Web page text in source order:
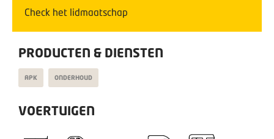
Check het lidmaatschap
PRODUCTEN & DIENSTEN
APK ONDERHOUD
VOERTUIGEN